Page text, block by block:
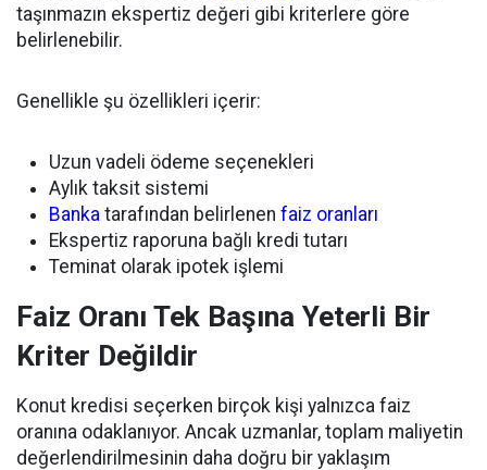
taşınmazın ekspertiz değeri gibi kriterlere göre
belirlenebilir.
Genellikle şu özellikleri içerir:
Uzun vadeli ödeme seçenekleri
Aylık taksit sistemi
Banka tarafından belirlenen faiz oranları
Ekspertiz raporuna bağlı kredi tutarı
Teminat olarak ipotek işlemi
Faiz Oranı Tek Başına Yeterli Bir
Kriter Değildir
Konut kredisi seçerken birçok kişi yalnızca faiz
oranına odaklanıyor. Ancak uzmanlar, toplam maliyetin
değerlendirilmesinin daha doğru bir yaklaşım